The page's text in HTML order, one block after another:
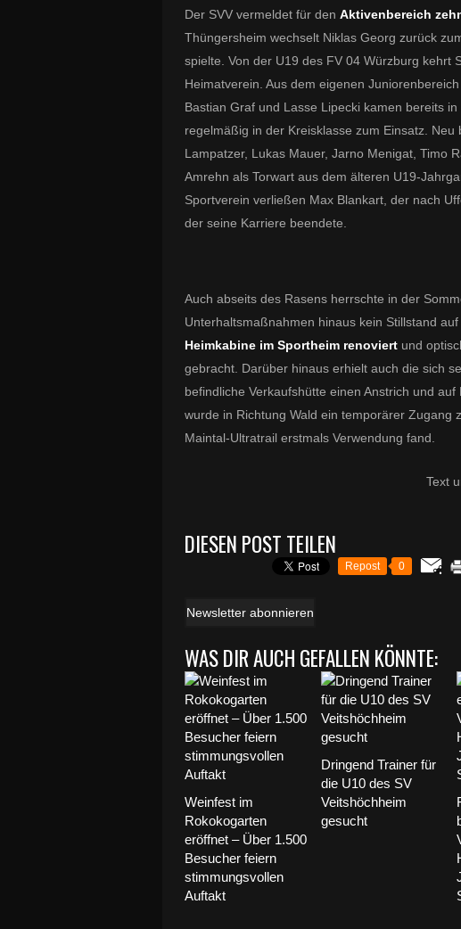
Der SVV vermeldet für den Aktivenbereich
Thüngersheim wechselt Niklas Georg zurück
spielte. Von der U19 des FV 04 Würzburg kehrt
Heimatverein. Aus dem eigenen
Bastian Graf und Lasse Lipecki kamen bereits
regelmäßig in der Kreisklasse zum Einsatz.
Lampatzer, Lukas Mauer, Jarno Menigat, Timo
Amrehn als Torwart aus dem älteren U19-
Sportverein verließen Max Blankart, der nach
der seine Karriere beendete.
Auch abseits des Rasens herrschte in der
Unterhaltsmaßnahmen hinaus kein Stillstand
Heimkabine im Sportheim renoviert und
gebracht. Darüber hinaus erhielt auch die sich
befindliche Verkaufshütte einen Anstrich und
wurde in Richtung Wald ein temporärer Zugang
Maintal-Ultratrail erstmals Verwendung fand.
Text
DIESEN POST TEILEN
Repost 0
Newsletter abonnieren
WAS DIR AUCH GEFALLEN KÖNNTE:
Weinfest im
Rokokogarten
eröffnet – Über 1.500
Besucher feiern
stimmungsvollen
Auftakt
Dringend Trainer für
die U10 des SV
Veitshöchheim
gesucht